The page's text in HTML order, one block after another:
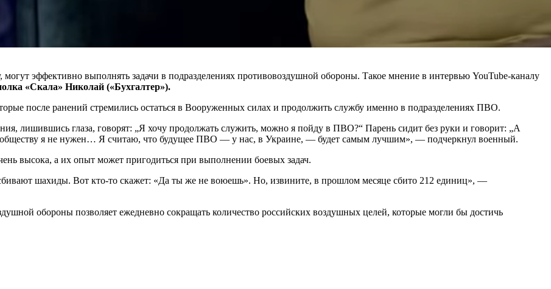
эффективно выполнять задачи в подразделениях противовоздушной обороны. Такое мнение в интервью YouTube-каналу
«Скала» Николай («Бухгалтер»).
после ранений стремились остаться в Вооруженных силах и продолжить службу именно в подразделениях ПВО.
лишившись глаза, говорят: „Я хочу продолжать служить, можно я пойду в ПВО?“ Парень сидит без руки и говорит: „А
обществу я не нужен… Я считаю, что будущее ПВО — у нас, в Украине, — будет самым лучшим», — подчеркнул военный.
высока, а их опыт может пригодиться при выполнении боевых задач.
шахиды. Вот кто-то скажет: «Да ты же не воюешь». Но, извините, в прошлом месяце сбито 212 единиц», —
обороны позволяет ежедневно сокращать количество российских воздушных целей, которые могли бы достичь